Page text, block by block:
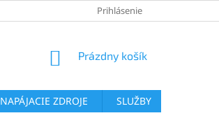
VRÁTENIE TOVARU
Prihlásenie
NÁKUPNÝ
Prázdny košík
NAPÁJACIE ZDROJE SLUŽBY